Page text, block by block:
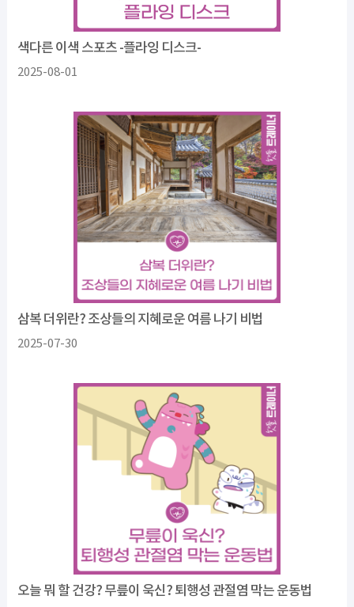
색다른 이색 스포츠 -플라잉 디스크-
2025-08-01
삼복 더위란? 조상들의 지혜로운 여름 나기 비법
2025-07-30
오늘 뭐 할 건강? 무릎이 욱신? 퇴행성 관절염 막는 운동법